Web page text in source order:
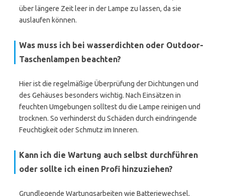
über längere Zeit leer in der Lampe zu lassen, da sie
auslaufen können.
Was muss ich bei wasserdichten oder Outdoor-
Taschenlampen beachten?
Hier ist die regelmäßige Überprüfung der Dichtungen und
des Gehäuses besonders wichtig. Nach Einsätzen in
feuchten Umgebungen solltest du die Lampe reinigen und
trocknen. So verhinderst du Schäden durch eindringende
Feuchtigkeit oder Schmutz im Inneren.
Kann ich die Wartung auch selbst durchführen
oder sollte ich einen Profi hinzuziehen?
Grundlegende Wartungsarbeiten wie Batteriewechsel,